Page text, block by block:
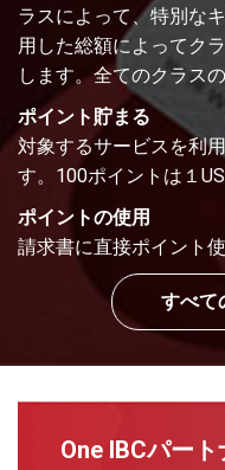
ラスによって、特別な
用した総額によってク
します。全てのクラス
ポイント貯まる
対象するサービスを利
す。100ポイントは１
ポイントの使用
請求書に直接ポイント使
すべて
One IBCパート